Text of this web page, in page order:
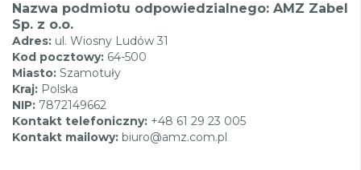
Nazwa podmiotu odpowiedzialnego: AMZ Zabel
Sp. z o.o.
Adres: ul. Wiosny Ludów 31
Kod pocztowy: 64-500
Miasto: Szamotuły
Kraj: Polska
NIP: 7872149662
Kontakt telefoniczny: +48 61 29 23 005
Kontakt mailowy: biuro@amz.com.pl